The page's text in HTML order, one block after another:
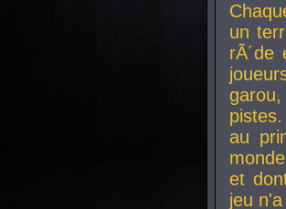
un
au
et
jeu